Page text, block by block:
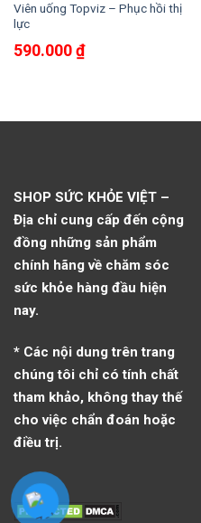
Viên uống Topviz – Phục hồi thị
lực
590.000₫
SHOP SỨC KHỎE VIỆT –
Địa chỉ cung cấp đến cộng
đồng những sản phẩm
chính hãng về chăm sóc
sức khỏe hàng đầu hiện
nay.
* Các nội dung trên trang
chúng tôi chỉ có tính chất
tham khảo, không thay thế
cho việc chẩn đoán hoặc
điều trị.